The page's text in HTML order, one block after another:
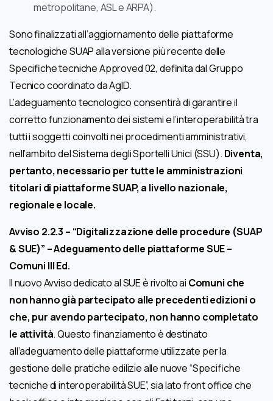
metropolitane, ASL e ARPA).
Sono finalizzati all’aggiornamento delle piattaforme
tecnologiche SUAP alla versione più recente delle
Specifiche tecniche Approved 02, definita dal Gruppo
Tecnico coordinato da AgID.
L’adeguamento tecnologico consentirà di garantire il
corretto funzionamento dei sistemi e l’interoperabilità tra
tutti i soggetti coinvolti nei procedimenti amministrativi,
nell’ambito del Sistema degli Sportelli Unici (SSU). Diventa,
pertanto, necessario per tutte le amministrazioni
titolari di piattaforme SUAP, a livello nazionale,
regionale e locale.
Avviso 2.2.3 – “Digitalizzazione delle procedure (SUAP
& SUE)” – Adeguamento delle piattaforme SUE –
Comuni III Ed.
Il nuovo Avviso dedicato al SUE è rivolto ai Comuni che
non hanno già partecipato alle precedenti edizioni o
che, pur avendo partecipato, non hanno completato
le attività. Questo finanziamento è destinato
all’adeguamento delle piattaforme utilizzate per la
gestione delle pratiche edilizie alle nuove “Specifiche
tecniche di interoperabilità SUE”, sia lato front office che